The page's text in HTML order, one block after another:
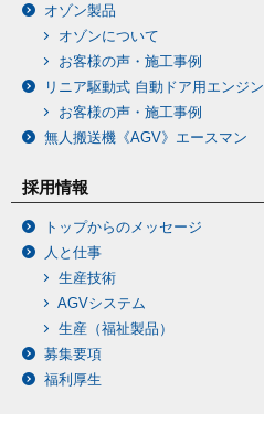
オゾン製品
オゾンについて
お客様の声・施工事例
リニア駆動式 自動ドア用エンジン
お客様の声・施工事例
無人搬送機《AGV》エースマン
採用情報
トップからのメッセージ
人と仕事
生産技術
AGVシステム
生産（福祉製品）
募集要項
福利厚生